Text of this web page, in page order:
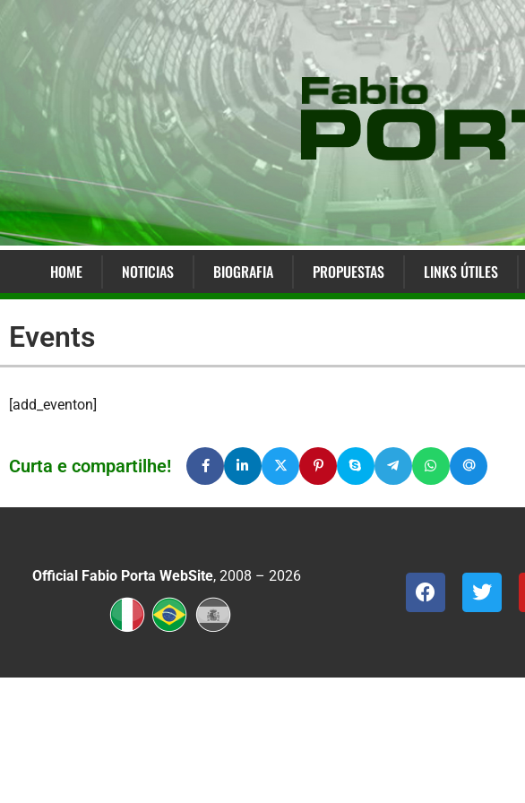
HOME NOTICIAS BIOGRAFIA PROPUESTAS LINKS ÚTILES
Events
[add_eventon]
Curta e compartilhe!
Official Fabio Porta WebSite, 2008 – 2026